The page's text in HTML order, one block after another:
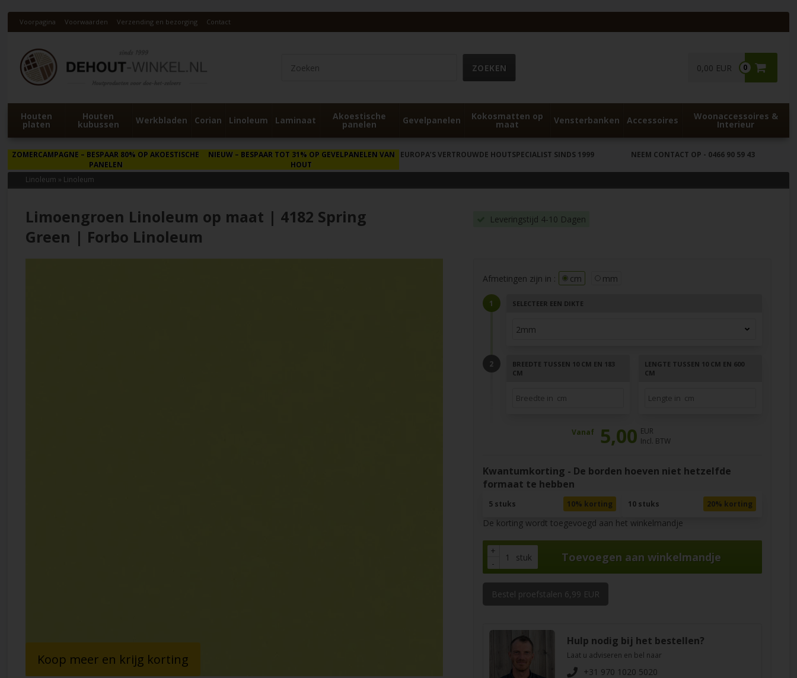
Voorpagina Voorwaarden Verzending en bezorging Contact
0
0,00 EUR
Houten
platen
Houten
kubussen Werkbladen Corian Linoleum Laminaat Akoestische
panelen Gevelpanelen Kokosmatten op
maat Vensterbanken Accessoires Woonaccessoires &
Interieur
ZOMERCAMPAGNE – BESPAAR 80% OP AKOESTISCHE
PANELEN
NIEUW– BESPAAR TOT 31% OP GEVELPANELEN VAN
HOUT
EUROPA’S VERTROUWDE HOUTSPECIALIST SINDS 1999 NEEM CONTACT OP - 0466 90 59 43
Linoleum » Linoleum
Limoengroen Linoleum op maat | 4182 Spring
Green | Forbo Linoleum
Leveringstijd 4-10 Dagen
Koop meer en krijg korting
Afmetingen zijn in : cm mm
SELECTEER EEN DIKTE
BREEDTE TUSSEN 10 CM EN 183
CM
LENGTE TUSSEN 10 CM EN 600
CM
Vanaf 5,00 EUR
Incl. BTW
Kwantumkorting - De borden hoeven niet hetzelfde
formaat te hebben
5 stuks 10% korting 10 stuks 20% korting
De korting wordt toegevoegd aan het winkelmandje
+
-
stuk
Bestel proefstalen 6,99 EUR
Hulp nodig bij het bestellen?
Laat u adviseren en bel naar
+31 970 1020 5020